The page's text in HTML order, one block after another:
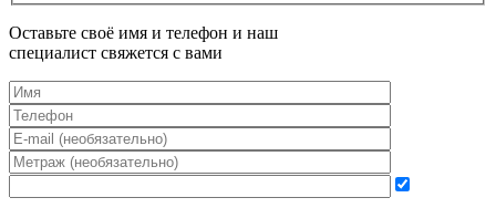
Оставьте своё имя и телефон и наш
специалист свяжется с вами